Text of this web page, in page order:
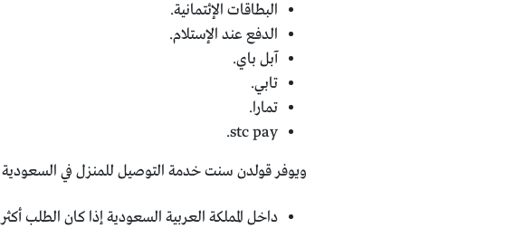
البطاقات الإئتمانية.
الدفع عند الإستلام.
آبل باي.
تابي.
تمارا.
stc pay.
ويوفر قولدن سنت خدمة التوصيل للمنزل في
داخل المملكة العربية السعودية إذا كان الطلب أكثر من 350 ريال تكون رسوم التوصيل 19